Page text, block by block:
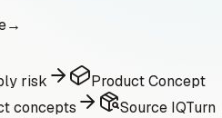
→
risk
Product Concept
concepts Source IQTurn